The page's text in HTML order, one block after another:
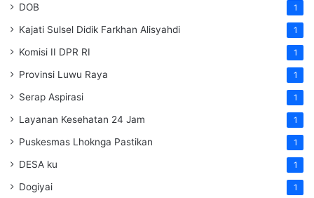
DOB 1
Kajati Sulsel Didik Farkhan Alisyahdi 1
Komisi II DPR RI 1
Provinsi Luwu Raya 1
Serap Aspirasi 1
Layanan Kesehatan 24 Jam 1
Puskesmas Lhoknga Pastikan 1
DESA ku 1
Dogiyai 1